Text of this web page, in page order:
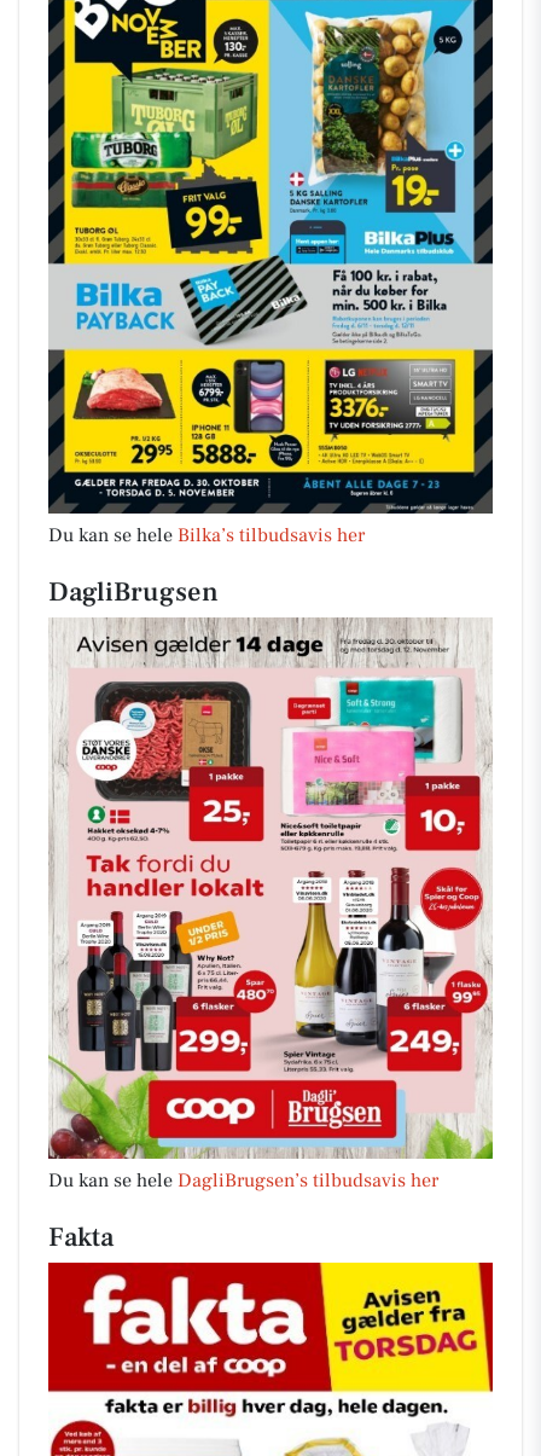
Du kan se hele Bilka’s tilbudsavis her
DagliBrugsen
Du kan se hele DagliBrugsen’s tilbudsavis her
Fakta